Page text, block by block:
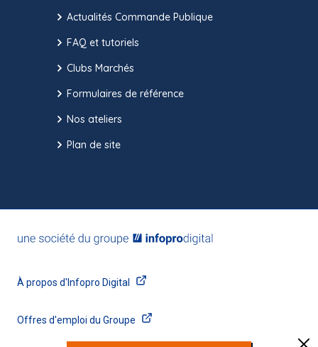
Actualités Commande Publique
FAQ et tutoriels
Clubs Marchés
Formulaires de référence
Nos ateliers
Plan de site